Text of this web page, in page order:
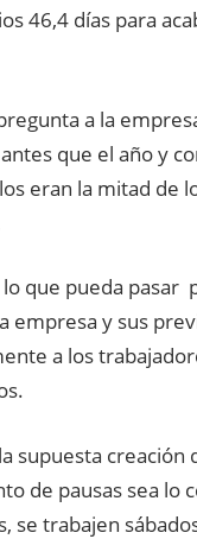
46,4 días para
a la
que el año y
eran la mitad de
que pueda
y sus
a los
supuesta
de pausas sea lo
se trabajen